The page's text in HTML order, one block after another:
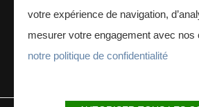
votre expérience de navigation,
mesurer votre engagement avec nos
notre politique de confidentialité